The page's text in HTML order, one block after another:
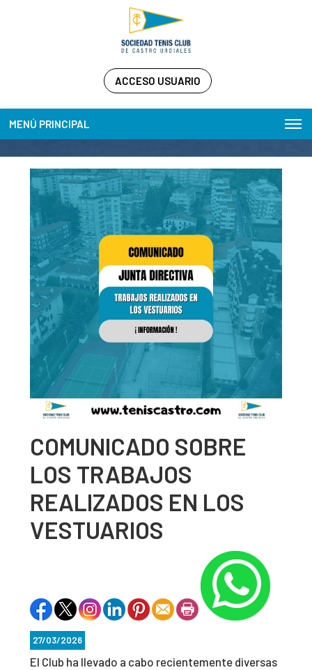
ACCESO USUARIO
MENÚ PRINCIPAL
COMUNICADO SOBRE
LOS TRABAJOS
REALIZADOS EN LOS
VESTUARIOS
27/03/2026
El Club ha llevado a cabo recientemente diversas